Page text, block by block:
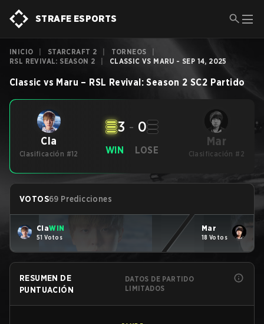
STRAFE ESPORTS
INICIO STARCRAFT 2 TORNEOS
RSL REVIVAL: SEASON 2
CLASSIC VS MARU - SEP 14, 2025
Classic vs Maru – RSL Revival: Season 2 SC2 Partido
Cla
Clasificación #12 WIN
3 - 0
LOSE
Mar
Clasificación #2
VOTOS69 Predicciones
ClaWIN
51 Votos
Mar
18 Votos
RESUMEN DE
PUNTUACIÓN
DATOS DE PARTIDO
LIMITADOS